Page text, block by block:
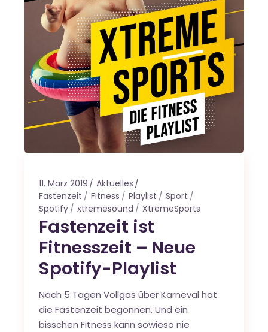
11. März 2019
Aktuelles
Fastenzeit
Fitness Playlist
Sport
Spotify
xtremesound XtremeSports
Fastenzeit ist
Fitnesszeit – Neue
Spotify-Playlist
Nach 5 Tagen Vollgas über Karneval hat
die Fastenzeit begonnen. Und ein
bisschen Fitness kann sowieso nie